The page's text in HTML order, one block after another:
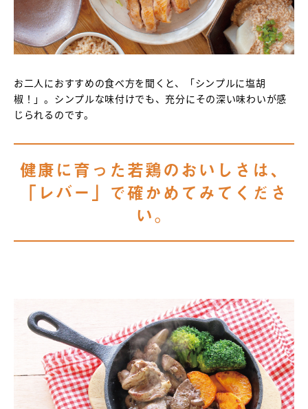
お二人におすすめの食べ方を聞くと、「シンプルに塩胡
椒！」。シンプルな味付けでも、充分にその深い味わいが感
じられるのです。
健康に育った若鶏のおいしさは、
「レバー」で確かめてみてくださ
い。